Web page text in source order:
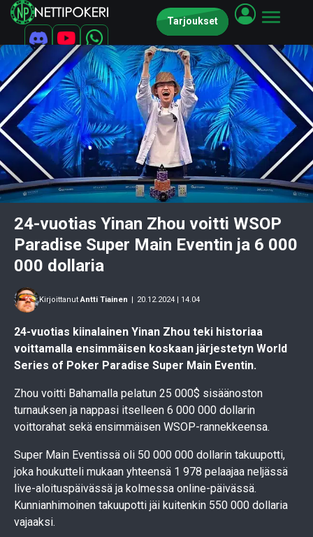
Tarjoukset
24-vuotias Yinan Zhou voitti WSOP
Paradise Super Main Eventin ja 6 000
000 dollaria
KirjoittanutAntti Tiainen 20.12.2024 | 14.04
24-vuotias kiinalainen Yinan Zhou teki historiaa
voittamalla ensimmäisen koskaan järjestetyn World
Series of Poker Paradise Super Main Eventin.
Zhou voitti Bahamalla pelatun 25 000$ sisäänoston
turnauksen ja nappasi itselleen 6 000 000 dollarin
voittorahat sekä ensimmäisen WSOP-rannekkeensa.
Super Main Eventissä oli 50 000 000 dollarin takuupotti,
joka houkutteli mukaan yhteensä 1 978 pelaajaa neljässä
live-aloituspäivässä ja kolmessa online-päivässä.
Kunnianhimoinen takuupotti jäi kuitenkin 550 000 dollaria
vajaaksi.